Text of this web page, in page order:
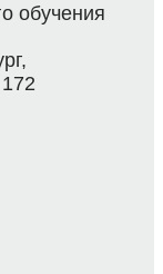
обучения